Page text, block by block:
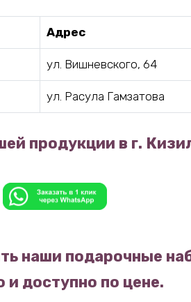
Адрес
ул. Вишневского, 64
ул. Расула Гамзатова
продукции в г.
наши подарочные
и доступно по цене.